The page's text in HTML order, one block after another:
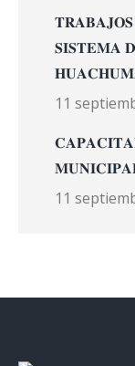
𝐒𝐈𝐒𝐓𝐄𝐌𝐀
11
11